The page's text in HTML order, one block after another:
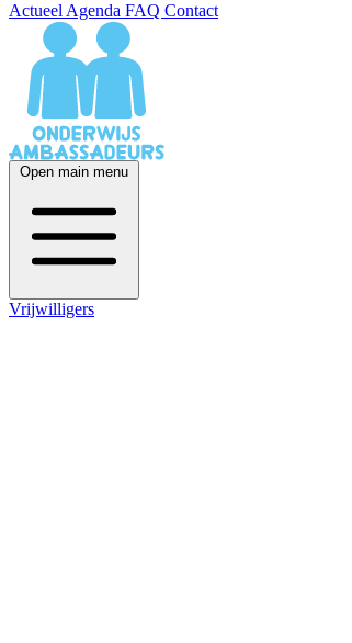
Actueel Agenda FAQ Contact
Open main menu
Vrijwilligers